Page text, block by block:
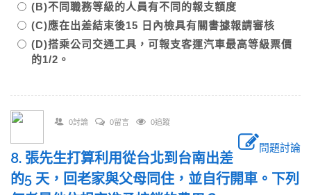
(B)不同職務等級的人員有不同的報支額度
(C)應在出差結束後15 日內檢具有關書據報請審核
(D)搭乘公司交通工具，可報支客運汽車最高等級票價
的1/2。
0討論 0留言 0追蹤
問題討論
8. 張先生打算利用從台北到台南出差
的5 天，回老家與父母同住，並自行開車。下列